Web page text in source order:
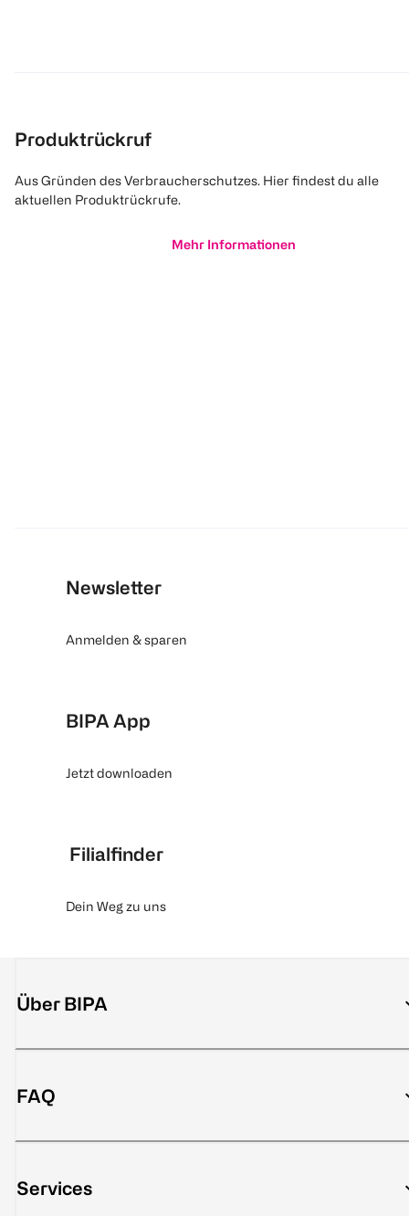
Produktrückruf
Aus Gründen des Verbraucherschutzes. Hier findest du alle
aktuellen Produktrückrufe.
Mehr Informationen
Newsletter
Anmelden & sparen
BIPA App
Jetzt downloaden
Filialfinder
Dein Weg zu uns
Über BIPA
FAQ
Services